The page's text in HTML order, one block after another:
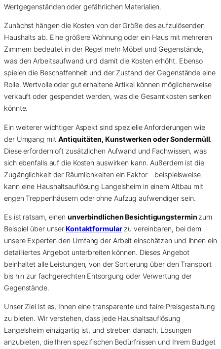
Wertgegenständen oder gefährlichen Materialien.
Zunächst hängen die Kosten von der Größe des aufzulösenden
Haushalts ab. Eine größere Wohnung oder ein Haus mit mehreren
Zimmern bedeutet in der Regel mehr Möbel und Gegenstände,
was den Arbeitsaufwand und damit die Kosten erhöht. Ebenso
spielen die Beschaffenheit und der Zustand der Gegenstände eine
Rolle. Wertvolle oder gut erhaltene Artikel können möglicherweise
verkauft oder gespendet werden, was die Gesamtkosten senken
könnte.
Ein weiterer wichtiger Aspekt sind spezielle Anforderungen wie
der Umgang mit Antiquitäten, Kunstwerken oder Sondermüll.
Diese erfordern oft zusätzlichen Aufwand und Fachwissen, was
sich ebenfalls auf die Kosten auswirken kann. Außerdem ist die
Zugänglichkeit der Räumlichkeiten ein Faktor – beispielsweise
kann eine Haushaltsauflösung Langelsheim in einem Altbau mit
engen Treppenhäusern oder ohne Aufzug aufwendiger sein.
Es ist ratsam, einen unverbindlichen Besichtigungstermin zum
Beispiel über unserKontaktformularzu vereinbaren, bei dem
unsere Experten den Umfang der Arbeit einschätzen und Ihnen ein
detailliertes Angebot unterbreiten können. Dieses Angebot
beinhaltet alle Leistungen, von der Sortierung über den Transport
bis hin zur fachgerechten Entsorgung oder Verwertung der
Gegenstände.
Unser Ziel ist es, Ihnen eine transparente und faire Preisgestaltung
zu bieten. Wir verstehen, dass jede Haushaltsauflösung
Langelsheim einzigartig ist, und streben danach, Lösungen
anzubieten, die Ihren spezifischen Bedürfnissen und Ihrem Budget